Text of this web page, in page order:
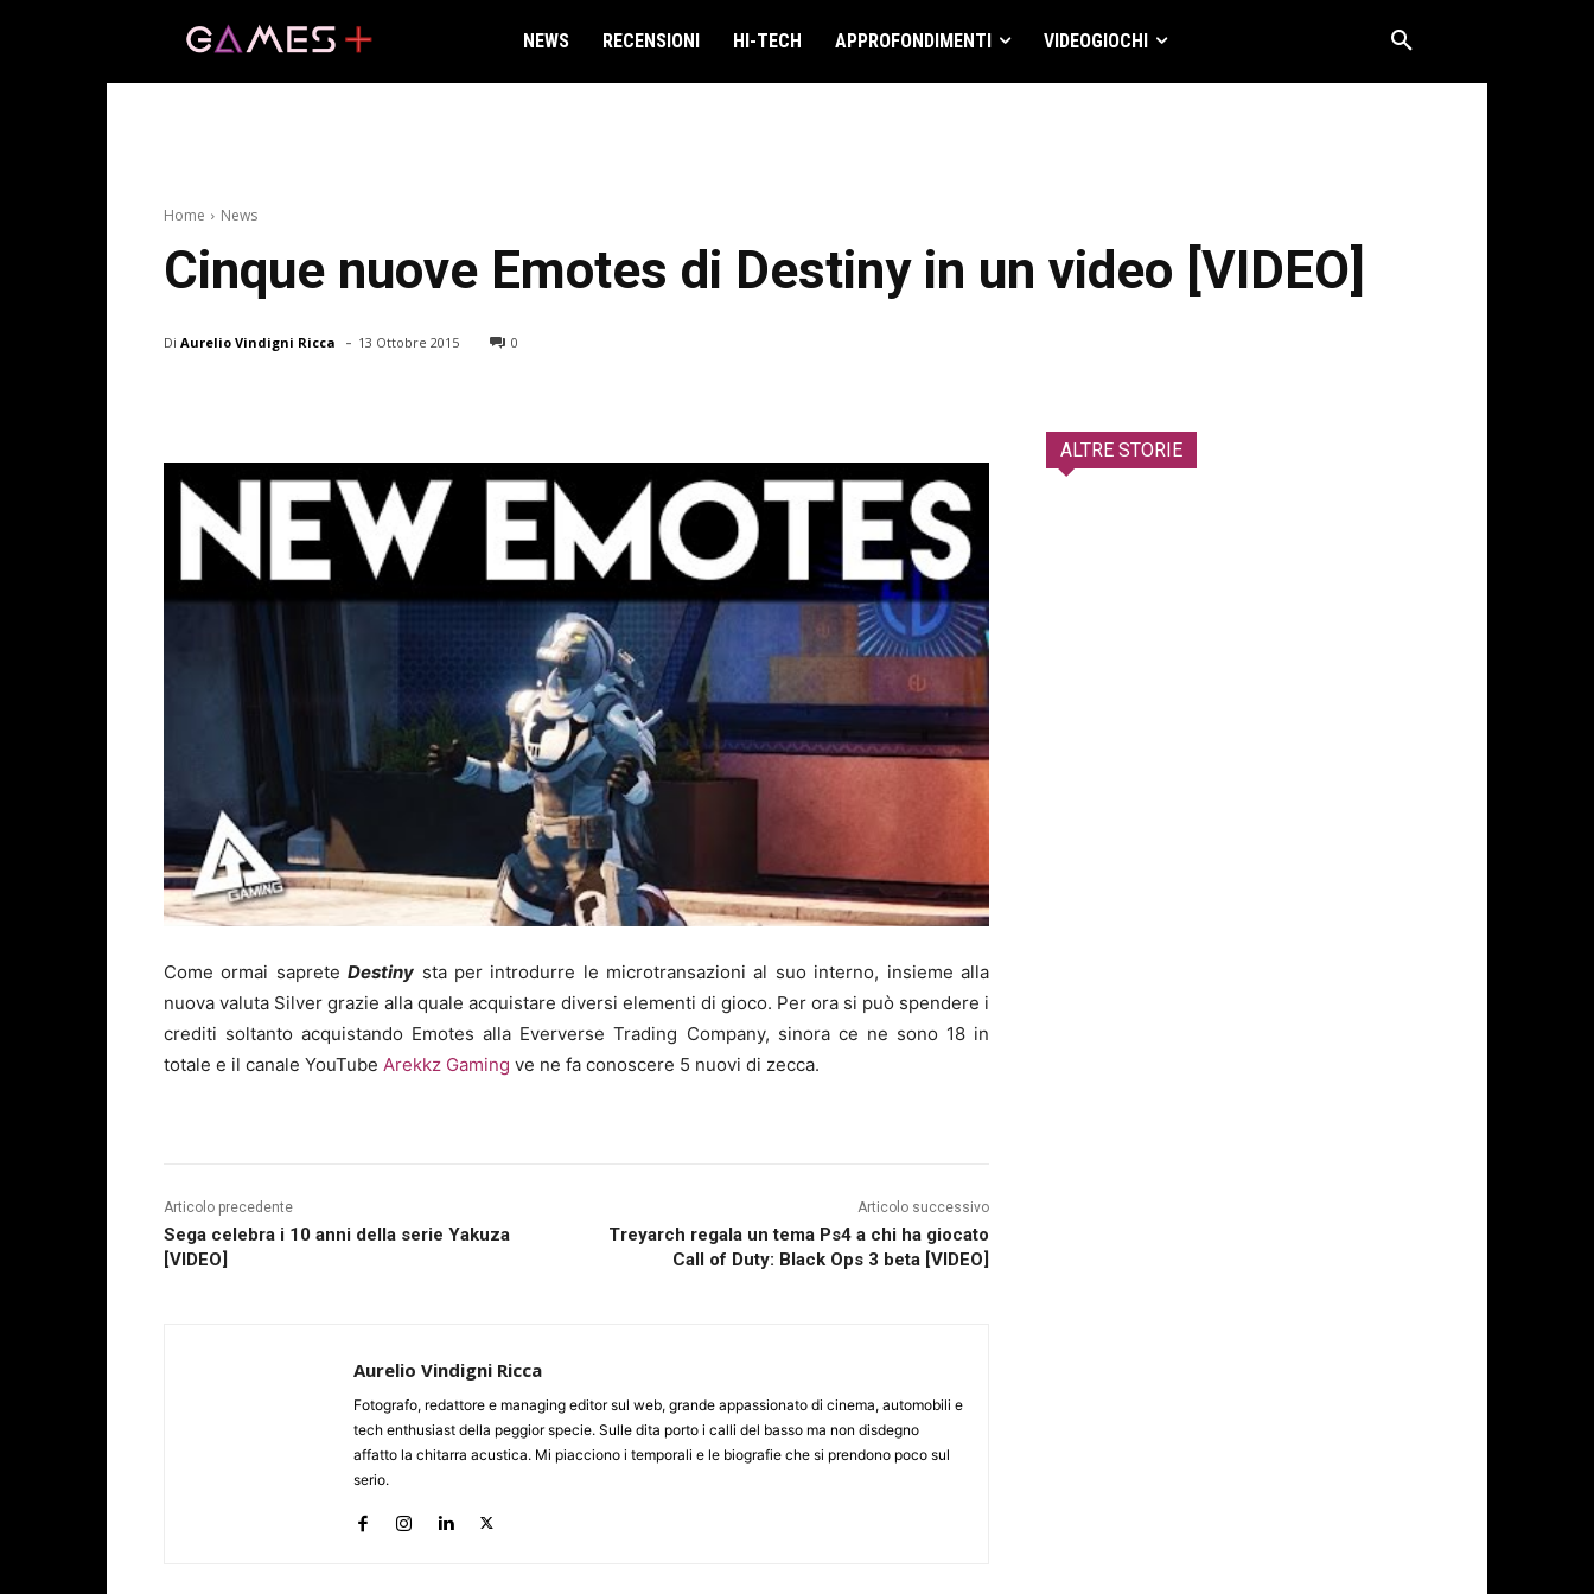
NEWS RECENSIONI HI-TECH APPROFONDIMENTI VIDEOGIOCHI
Home News
Cinque nuove Emotes di Destiny in un video [VIDEO]
Di Aurelio Vindigni Ricca - 13 Ottobre 2015 0
Come ormai sapreteDestiny sta per introdurre le microtransazioni al suo interno, insieme alla
nuova valuta Silver grazie alla quale acquistare diversi elementi di gioco. Per ora si può spendere i
crediti soltanto acquistando Emotes alla Eververse Trading Company, sinora ce ne sono 18 in
totale e il canale YouTube Arekkz Gaming ve ne fa conoscere 5 nuovi di zecca.
Articolo precedente
Sega celebra i 10 anni della serie Yakuza
[VIDEO]
Articolo successivo
Treyarch regala un tema Ps4 a chi ha giocato
Call of Duty: Black Ops 3 beta [VIDEO]
Aurelio Vindigni Ricca
Fotografo, redattore e managing editor sul web, grande appassionato di cinema, automobili e
tech enthusiast della peggior specie. Sulle dita porto i calli del basso ma non disdegno
affatto la chitarra acustica. Mi piacciono i temporali e le biografie che si prendono poco sul
serio.
ALTRE STORIE